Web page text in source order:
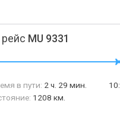
MU 9331
в пути: 2 ч. 29 мин.
1208 км.